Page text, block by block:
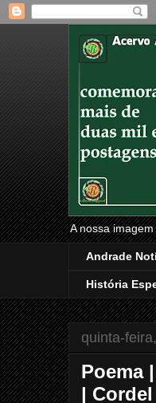
A nossa
Andrade
História
quinta-
Poema
| Cordel